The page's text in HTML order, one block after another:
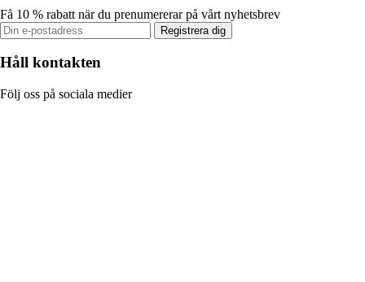
Få 10 % rabatt när du prenumererar på vårt nyhetsbrev
Registrera dig
Håll kontakten
Följ oss på sociala medier